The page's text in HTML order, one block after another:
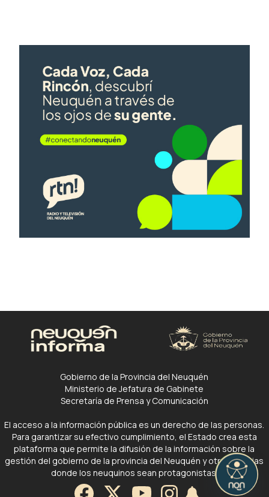
Gobierno de la Provincia del Neuquén
Ministerio de Jefatura de Gabinete
Secretaría de Prensa y Comunicación
El acceso a la información pública es un derecho de las personas.
Para garantizar su efectivo cumplimiento, el Estado crea esta
plataforma que permite la difusión de la información sobre la
gestión del gobierno de la provincia del Neuquén y otras noticias
donde los neuquinos sean protagonistas.